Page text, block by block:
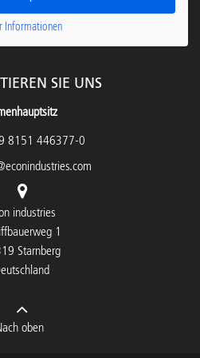
Informationen
SIE UNS
8151 446377-0
industries
1
Starnberg
oben